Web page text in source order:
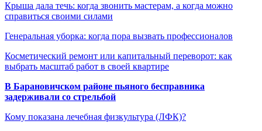
Крыша дала течь: когда звонить мастерам, а когда можно
справиться своими силами
Генеральная уборка: когда пора вызвать профессионалов
Косметический ремонт или капитальный переворот: как
выбрать масштаб работ в своей квартире
В Барановичском районе пьяного бесправника
задерживали со стрельбой
Кому показана лечебная физкультура (ЛФК)?